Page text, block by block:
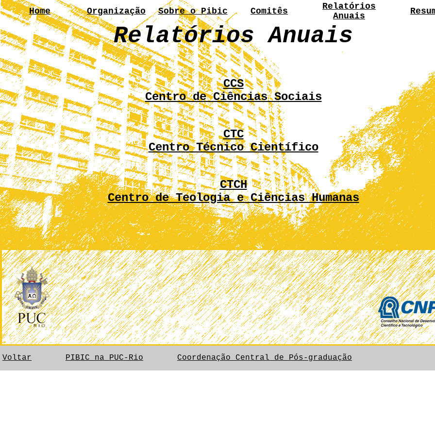
Home Organização Sobre o Pibic Comitês
Relatórios
Anuais
Relatórios Anuais
CCS
Centro de Ciências Sociais
CTC
Centro Técnico Científico
CTCH
Centro de Teologia e Ciências Humanas
Voltar PIBIC na PUC-Rio Coordenação Central de Pós-graduação